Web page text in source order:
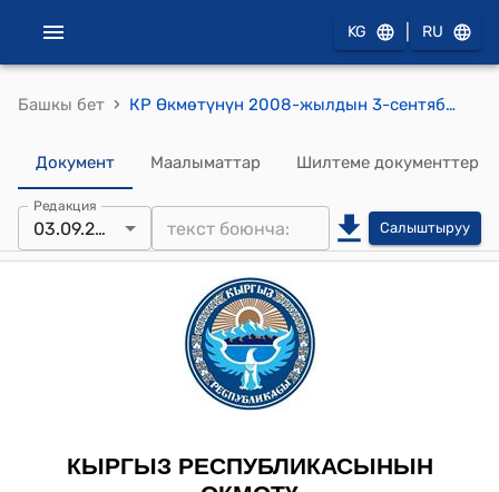
KG RU
Башкы бет › КР Өкмөтүнүн 2008-жылдын 3-сентябрындагы № 444-б "Соода-экономикалык, илимий-техникалык жана маданий кызматташуу боюнча кыргыз-санкт-петербург өкмөттөр аралык биргелешкен комиссиянын кыргыз бөлүгү бекитилүү боюнча" буйругу
Документ Маалыматтар Шилтеме документтер
Редакция
03.09.2008 Салыштыруу